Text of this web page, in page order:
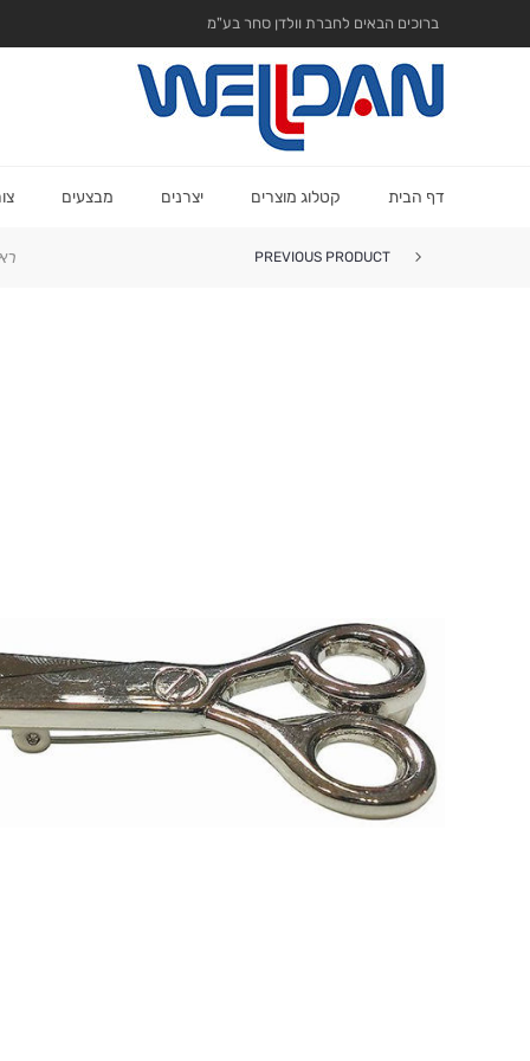
ברוכים הבאים לחברת וולדן סחר בע"מ
דף הבית קטלוג מוצרים יצרנים מבצעים
PREVIOUS PRODUCT